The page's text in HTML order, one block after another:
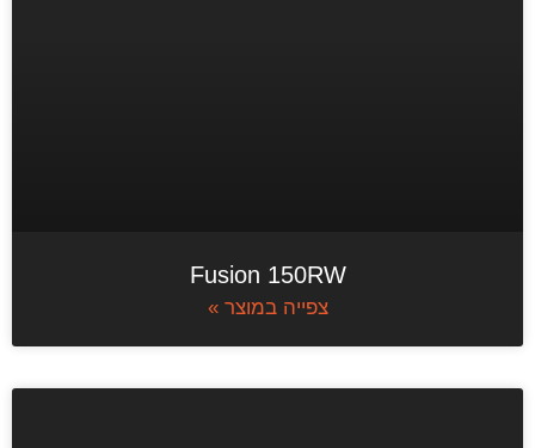
Fusion 150RW
צפייה במוצר »